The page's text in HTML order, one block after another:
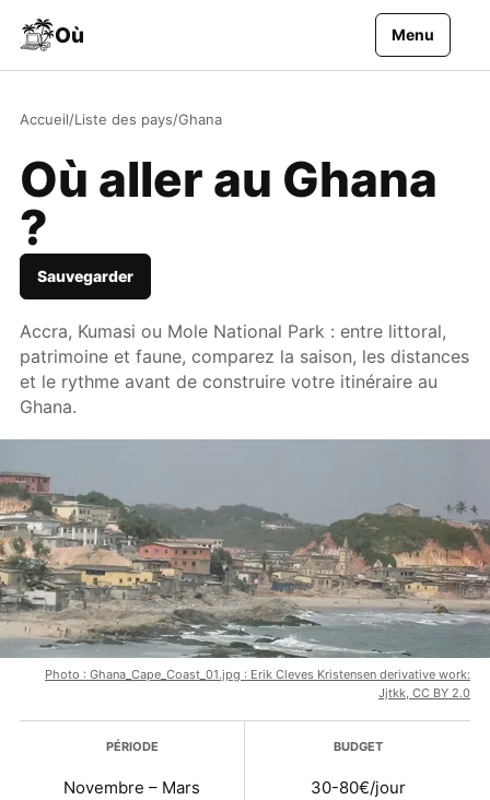
Où Menu
Accueil/Liste des pays/Ghana
Où aller au Ghana
?
Sauvegarder
Accra, Kumasi ou Mole National Park : entre littoral,
patrimoine et faune, comparez la saison, les distances
et le rythme avant de construire votre itinéraire au
Ghana.
Photo : Ghana_Cape_Coast_01.jpg : Erik Cleves Kristensen derivative work:
Jjtkk, CC BY 2.0
Plus d’infos
PÉRIODE
Novembre – Mars
BUDGET
30-80€/jour